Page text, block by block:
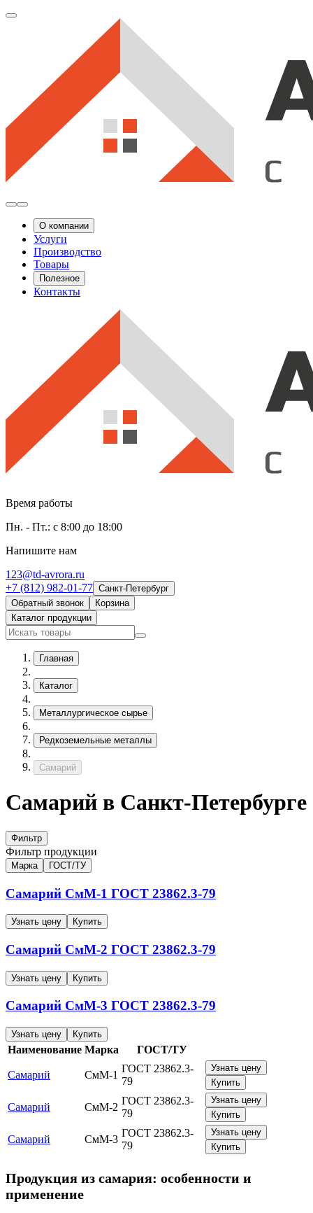
О компании
Услуги
Производство
Товары
Полезное
Контакты
Время работы
Пн. - Пт.: с 8:00 до 18:00
Напишите нам
123@td-avrora.ru
+7 (812) 982-01-77 Санкт-Петербург
Обратный звонок
Корзина
Каталог продукции
Главная
Каталог
Металлургическое сырье
Редкоземельные металлы
Самарий
Самарий в Санкт-Петербурге
Фильтр
Фильтр продукции
Марка ГОСТ/ТУ
Самарий СмМ-1 ГОСТ 23862.3-79
Узнать цену Купить
Самарий СмМ-2 ГОСТ 23862.3-79
Узнать цену Купить
Самарий СмМ-3 ГОСТ 23862.3-79
Узнать цену Купить
Наименование Марка ГОСТ/ТУ
Самарий СмМ-1
ГОСТ 23862.3-
79
Узнать цену
Купить
Самарий СмМ-2
ГОСТ 23862.3-
79
Узнать цену
Купить
Самарий СмМ-3
ГОСТ 23862.3-
79
Узнать цену
Купить
Продукция из самария: особенности и
применение